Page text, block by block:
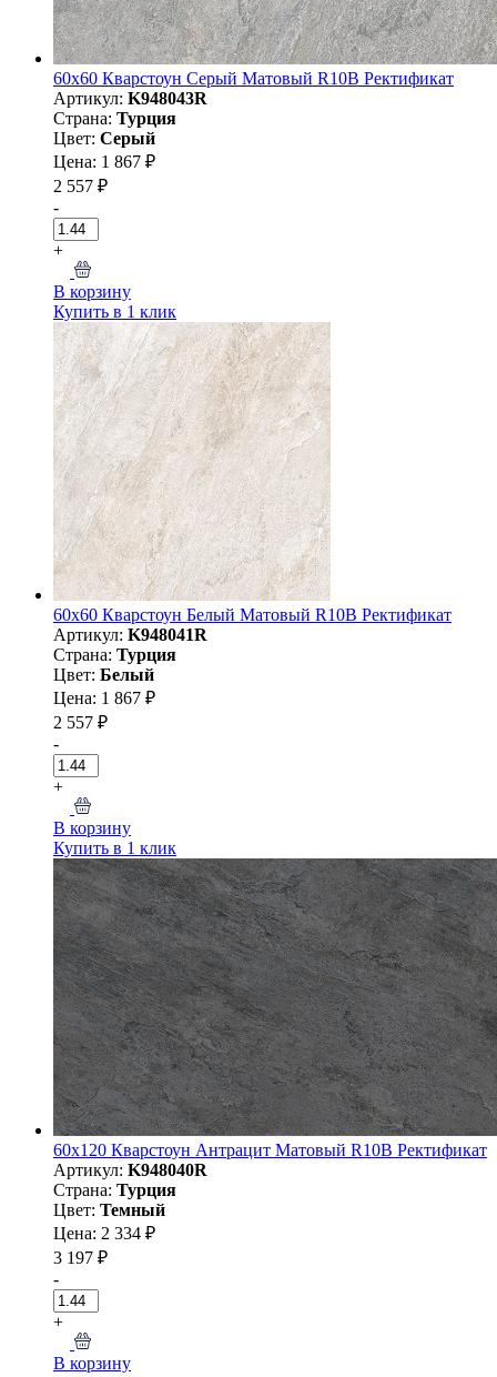
60х60 Кварстоун Серый Матовый R10B Ректификат
Артикул: K948043R
Страна: Турция
Цвет: Серый
Цена: 1 867 ₽
2 557 ₽
-
+
В корзину
Купить в 1 клик
60х60 Кварстоун Белый Матовый R10B Ректификат
Артикул: K948041R
Страна: Турция
Цвет: Белый
Цена: 1 867 ₽
2 557 ₽
-
+
В корзину
Купить в 1 клик
60х120 Кварстоун Антрацит Матовый R10B Ректификат
Артикул: K948040R
Страна: Турция
Цвет: Темный
Цена: 2 334 ₽
3 197 ₽
-
+
В корзину